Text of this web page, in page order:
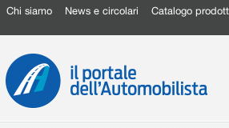
Chi siamo News e circolari Catalogo